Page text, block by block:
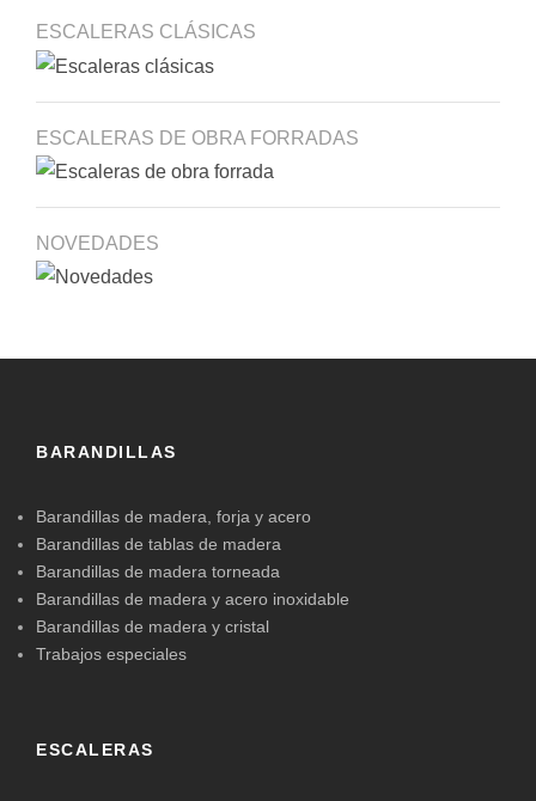
ESCALERAS CLÁSICAS
ESCALERAS DE OBRA FORRADAS
NOVEDADES
BARANDILLAS
Barandillas de madera, forja y acero
Barandillas de tablas de madera
Barandillas de madera torneada
Barandillas de madera y acero inoxidable
Barandillas de madera y cristal
Trabajos especiales
ESCALERAS